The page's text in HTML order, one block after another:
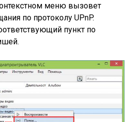
меню вызовет
по протоколу UPnP.
пункт по